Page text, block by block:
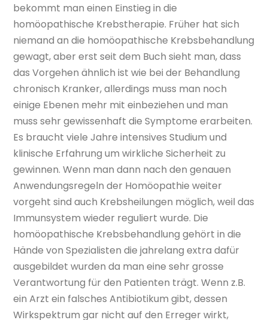
bekommt man einen Einstieg in die
homöopathische Krebstherapie. Früher hat sich
niemand an die homöopathische Krebsbehandlung
gewagt, aber erst seit dem Buch sieht man, dass
das Vorgehen ähnlich ist wie bei der Behandlung
chronisch Kranker, allerdings muss man noch
einige Ebenen mehr mit einbeziehen und man
muss sehr gewissenhaft die Symptome erarbeiten.
Es braucht viele Jahre intensives Studium und
klinische Erfahrung um wirkliche Sicherheit zu
gewinnen. Wenn man dann nach den genauen
Anwendungsregeln der Homöopathie weiter
vorgeht sind auch Krebsheilungen möglich, weil das
Immunsystem wieder reguliert wurde. Die
homöopathische Krebsbehandlung gehört in die
Hände von Spezialisten die jahrelang extra dafür
ausgebildet wurden da man eine sehr grosse
Verantwortung für den Patienten trägt. Wenn z.B.
ein Arzt ein falsches Antibiotikum gibt, dessen
Wirkspektrum gar nicht auf den Erreger wirkt,